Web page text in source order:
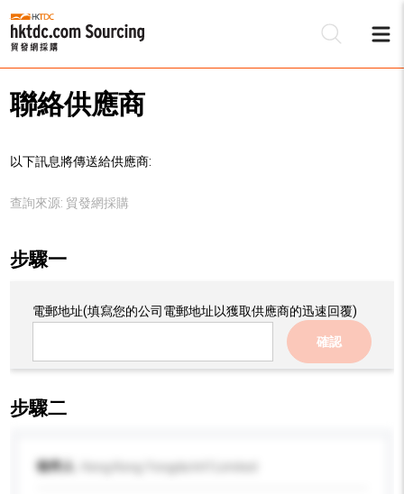
聯絡供應商
以下訊息將傳送給供應商:
查詢來源: 貿發網採購
步驟一
電郵地址(填寫您的公司電郵地址以獲取供應商的迅速回覆)
確認
步驟二
收件人